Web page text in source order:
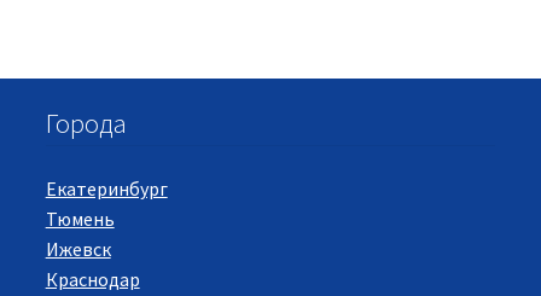
Города
Екатеринбург
Тюмень
Ижевск
Краснодар